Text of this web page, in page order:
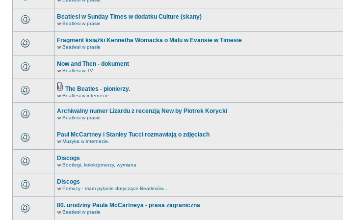
Beatlesi w Sunday Times w dodatku Culture (skany)
w Beatlesi w prasie
Fragment książki Kennetha Womacka o Malu w Evansie w Timesie
w Beatlesi w prasie
Now and Then - dokument
w Beatlesi w TV
The Beatles - pionierzy.
w Beatlesi w internecie.
Archiwalny numer Lizardu z recenzją New by Piotrek Korycki
w Beatlesi w prasie
Paul McCartney i Stanley Tucci rozmawiają o zdjęciach
w Muzyka w internecie.
Discogs
w Bootlegi, kolekcjonerzy, wymiana
Discogs
w Pomocy - mam pytanie dotyczące Beatlesów...
80. urodziny Paula McCartneya - prasa zagraniczna
w Beatlesi w prasie